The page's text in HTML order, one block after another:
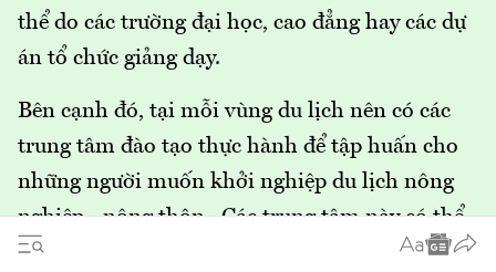
thể do các trường đại học, cao đẳng hay các dự
án tổ chức giảng dạy.
Bên cạnh đó, tại mỗi vùng du lịch nên có các
trung tâm đào tạo thực hành để tập huấn cho
những người muốn khởi nghiệp du lịch nông
nghiệp - nông thôn. Các trung tâm này có thể
thuộc sự quản lý của các trường đại học, cao